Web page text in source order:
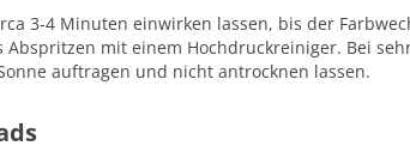
3-4 Minuten einwirken lassen, bis der
mit einem Hochdruckreiniger. Bei
auftragen und nicht antrocknen lassen.